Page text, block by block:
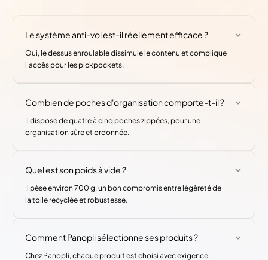
Le système anti-vol est-il réellement efficace ?
Oui, le dessus enroulable dissimule le contenu et complique
l'accès pour les pickpockets.
Combien de poches d'organisation comporte-t-il ?
Il dispose de quatre à cinq poches zippées, pour une
organisation sûre et ordonnée.
Quel est son poids à vide ?
Il pèse environ 700 g, un bon compromis entre légèreté de
la toile recyclée et robustesse.
Comment Panopli sélectionne ses produits ?
Chez Panopli, chaque produit est choisi avec exigence.